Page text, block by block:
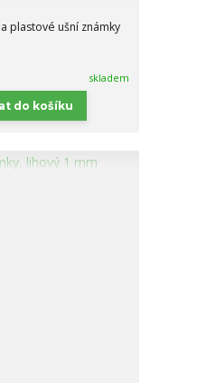
plastové ušní známky
skladem
do košíku